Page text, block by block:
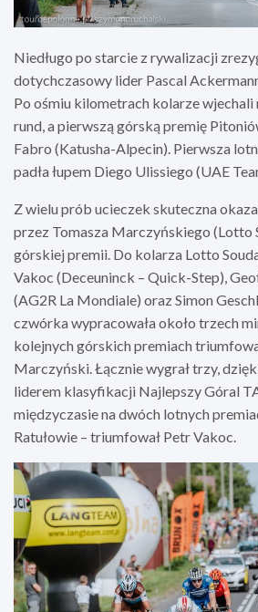
Niedługo po starcie z rywalizacji
dotychczasowy lider Pascal
Po ośmiu kilometrach kolarze wjechali
rund, a pierwszą górską premię
Fabro (Katusha-Alpecin). Pierwsza
padła łupem Diego Ulissiego (UAE
Z wielu prób ucieczek skuteczna
przez Tomasza Marczyńskiego (Lotto
górskiej premii. Do kolarza Lotto
Vakoc (Deceuninck – Quick-Step),
(AG2R La Mondiale) oraz Simon
czwórka wypracowała około trzech
kolejnych górskich premiach
Marczyński. Łącznie wygrał trzy,
liderem klasyfikacji Najlepszy Góral
międzyczasie na dwóch lotnych
Ratułowie – triumfował Petr Vakoc.